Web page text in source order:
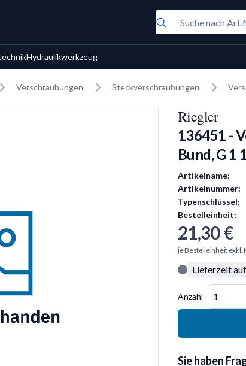
Hydraulikwerkzeug
Verschraubungen Steckverschraubungen
Riegler
136451 -
Bund, G 1
Produkt
Artikelname:
Artikelnummer:
Typenschlüssel:
Bestelleinheit:
21,30 €
je Bestelleinheit exkl.
Lieferzeit
Anzahl
Sie haben